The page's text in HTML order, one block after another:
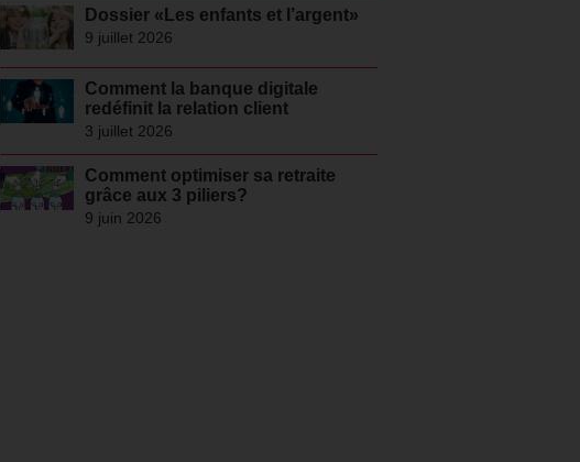
Dossier «Les enfants et l’argent»
9 juillet 2026
Comment la banque digitale
redéfinit la relation client
3 juillet 2026
Comment optimiser sa retraite
grâce aux 3 piliers?
9 juin 2026